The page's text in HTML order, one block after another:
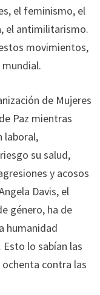
el feminismo, el
el antimilitarismo.
movimientos,
de Mujeres
Paz mientras
laboral,
su salud,
y acosos
Davis, el
género, ha de
humanidad
lo sabían las
contra las